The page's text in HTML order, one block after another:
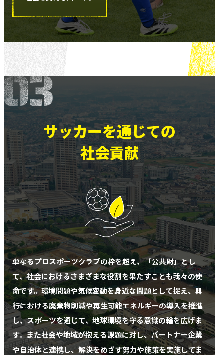
サッカーを通じての
社会貢献
単なるプロスポーツクラブの枠を超え、「公共財」とし
て、社会におけるさまざまな役割を果たすことも我々の使
命です。環境問題や気候変動を身近な問題として捉え、興
行における廃棄物削減や再生可能エネルギーの導入を推進
し、スポーツを通じて、地球環境を守る意識の輪を広げま
す。また社会や地域が抱える課題に対し、パートナー企業
や自治体と連携し、解決をめざす努力や施策を実施してま